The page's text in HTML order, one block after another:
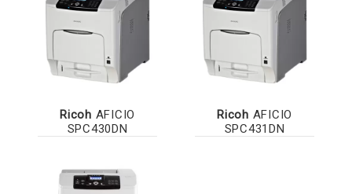
Ricoh AFICIO
SPC430DN
Ricoh AFICIO
SPC431DN